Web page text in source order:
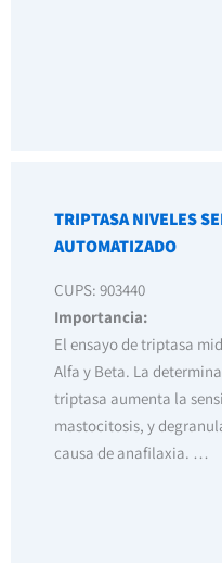
TRIPTASA NIVELES
AUTOMATIZADO
CUPS: 903440
Importancia:
El ensayo de triptasa
Alfa y Beta. La
triptasa aumenta la
mastocitosis, y
causa de anafilaxia. …